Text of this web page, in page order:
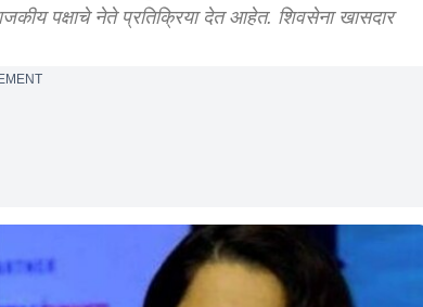
पक्षाचे नेते प्रतिक्रिया देत आहेत. शिवसेना खासदार